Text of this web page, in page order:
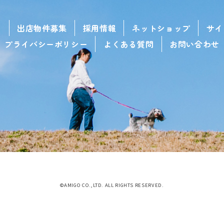
出店物件募集 採用情報 ネットショップ
サ
プライバシーポリシー
よくある質問 お問い合わせ
©AMIGO CO.,LTD. ALL RIGHTS RESERVED.